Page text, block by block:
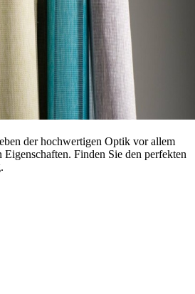
der hochwertigen Optik vor allem
Finden Sie den perfekten